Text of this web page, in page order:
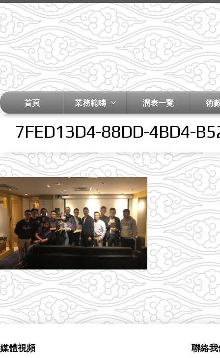
首頁 業務範疇 潤表一覽 術
7FED13D4-88DD-4BD4-
媒體視頻 聯絡我